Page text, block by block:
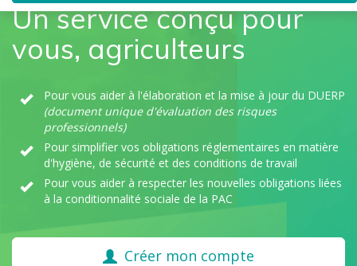
Un service conçu pour
vous, agriculteurs
Pour vous aider à l'élaboration et la mise à jour du DUERP
(document unique d'évaluation des risques
professionnels)
Pour simplifier vos obligations réglementaires en matière
d'hygiène, de sécurité et des conditions de travail
Pour vous aider à respecter les nouvelles obligations liées
à la conditionnalité sociale de la PAC
Créer mon compte